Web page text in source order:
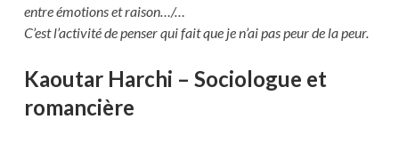
entre émotions et raison…/…
C’est l’activité de penser qui fait que je n’ai pas peur de la peur.
Kaoutar Harchi – Sociologue et
romancière